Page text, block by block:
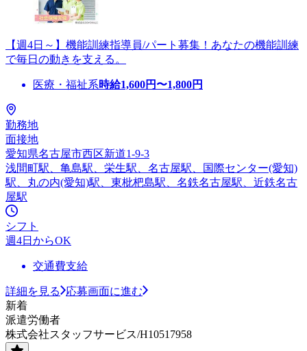
【週4日～】機能訓練指導員/パート募集！あなたの機能訓練
で毎日の動きを支える。
医療・福祉系時給1,600円〜1,800円
勤務地
面接地
愛知県名古屋市西区新道1-9-3
浅間町駅、亀島駅、栄生駅、名古屋駅、国際センター(愛知)
駅、丸の内(愛知)駅、東枇杷島駅、名鉄名古屋駅、近鉄名古
屋駅
シフト
週4日からOK
交通費支給
詳細を見る
応募画面に進む
新着
派遣労働者
株式会社スタッフサービス/H10517958